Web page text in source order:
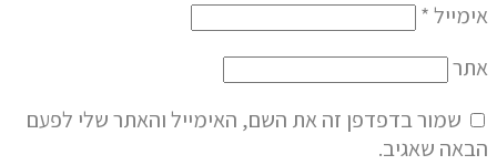
אימייל*
אתר
שמור בדפדפן זה את השם, האימייל והאתר שלי לפעם
הבאה שאגיב.